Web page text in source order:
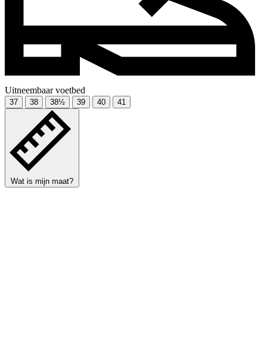
Uitneembaar voetbed
37 38 38½ 39 40 41
Wat is mijn maat?